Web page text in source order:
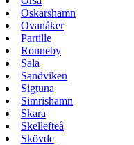
Oskarshamn
Ovanåker
Partille
Ronneby
Sala
Sandviken
Sigtuna
Simrishamn
Skara
Skellefteå
Skövde